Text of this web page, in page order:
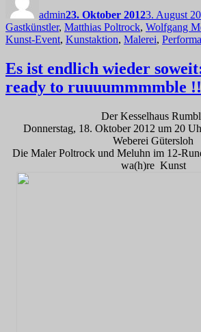
admin23. Oktober 20123. August
Gastkünstler, Matthias Poltrock, Wolfgang
Kunst-Event, Kunstaktion, Malerei,
Es ist endlich wieder
ready to ruuuummmmble !!
Der Kesselhaus
Donnerstag, 18. Oktober 2012 um 20
Weberei Gütersloh
Die Maler Poltrock und Meluhn im 12-
wa(h)re Kunst